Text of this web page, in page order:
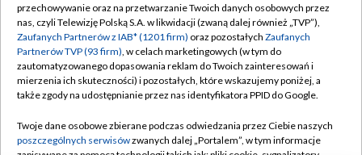
Abonament TVP
Emisja w TVP
Centrum informacji TVP
Naziemna Telewizja Cyfrowa
Rada Programowa
Regulamin TVP
Polityka prywatności
Moje zgody
Pomoc
Kontakt
przechowywanie oraz na przetwarzanie Twoich danych osobowych przez
nas, czyli Telewizję Polską S.A. w likwidacji (zwaną dalej również „TVP”),
Zaufanych Partnerów z IAB* (1201 firm) oraz pozostałych Zaufanych
Partnerów TVP (93 firm), w celach marketingowych (w tym do
zautomatyzowanego dopasowania reklam do Twoich zainteresowań i
mierzenia ich skuteczności) i pozostałych, które wskazujemy poniżej, a
także zgody na udostępnianie przez nas identyfikatora PPID do Google.
Twoje dane osobowe zbierane podczas odwiedzania przez Ciebie naszych
poszczególnych serwisówzwanych dalej „Portalem”, w tym informacje